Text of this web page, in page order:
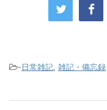
-日常雑記, 雑記・備忘録